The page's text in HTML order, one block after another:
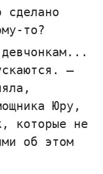
сделано
то?
—
Юру,
которые не
об этом